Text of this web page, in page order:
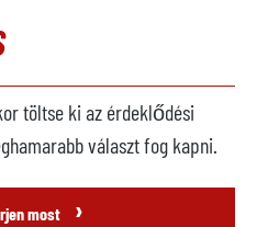
töltse ki az érdeklődési
választ fog kapni.
most ›